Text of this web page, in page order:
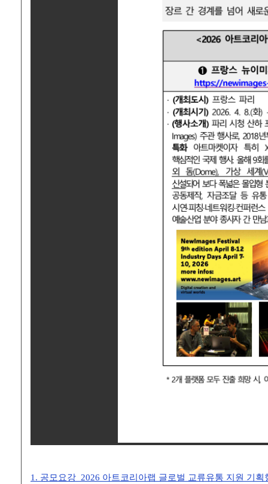
1. 공모요강_2026 아트코리아랩 글로벌 교류유통 지원 기획